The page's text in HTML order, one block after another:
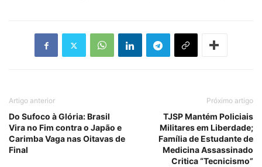
Artigo anterior
Do Sufoco à Glória: Brasil
Vira no Fim contra o Japão e
Carimba Vaga nas Oitavas de
Final
Próximo artigo
TJSP Mantém Policiais
Militares em Liberdade;
Família de Estudante de
Medicina Assassinado
Critica “Tecnicismo”